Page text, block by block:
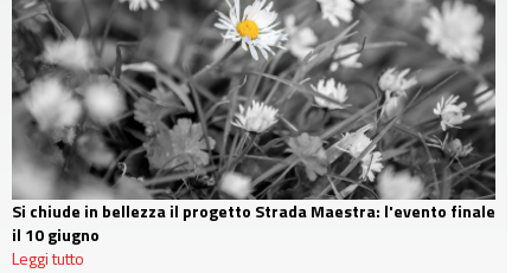
Si chiude in bellezza il progetto Strada Maestra: l'evento finale
il 10 giugno
Leggi tutto